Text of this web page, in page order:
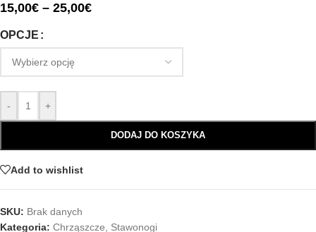
15,00€ – 25,00€
OPCJE
- +
DODAJ DO KOSZYKA
Add to wishlist
SKU: Brak danych
Kategoria: Chrząszcze Stawonogi